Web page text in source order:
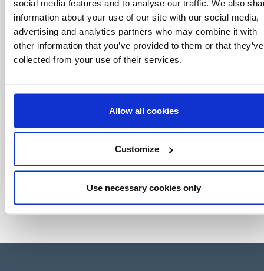
social media features and to analyse our traffic. We also
information about your use of our site with our social media,
advertising and analytics partners who may combine it with
other information that you’ve provided to them or that they’ve
collected from your use of their services.
Allow all cookies
Customize
Use necessary cookies only
click.